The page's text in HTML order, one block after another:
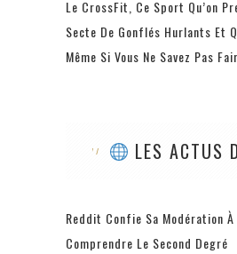
Le CrossFit, Ce Sport Qu’on
Secte De Gonflés Hurlants Et
Même Si Vous Ne Savez Pas
LES ACTUS
Reddit Confie Sa Modération À
Comprendre Le Second Degré